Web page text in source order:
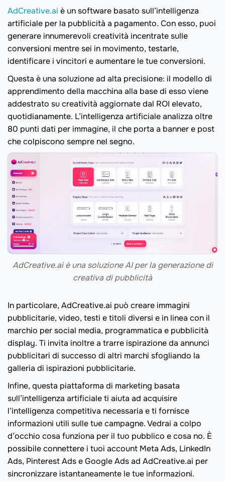
AdCreative.ai è un software basato sull’intelligenza
artificiale per la pubblicità a pagamento. Con esso, puoi
generare innumerevoli creatività incentrate sulle
conversioni mentre sei in movimento, testarle,
identificare i vincitori e aumentare le tue conversioni.
Questa è una soluzione ad alta precisione: il modello di
apprendimento della macchina alla base di esso viene
addestrato su creatività aggiornate dal ROI elevato,
quotidianamente. L’intelligenza artificiale analizza oltre
80 punti dati per immagine, il che porta a banner e post
che colpiscono sempre nel segno.
AdCreative.ai è una soluzione AI per la generazione di
creativa di pubblicità
In particolare, AdCreative.ai può creare immagini
pubblicitarie, video, testi e titoli diversi e in linea con il
marchio per social media, programmatica e pubblicità
display. Ti invita inoltre a trarre ispirazione da annunci
pubblicitari di successo di altri marchi sfogliando la
galleria di ispirazioni pubblicitarie.
Infine, questa piattaforma di marketing basata
sull’intelligenza artificiale ti aiuta ad acquisire
l’intelligenza competitiva necessaria e ti fornisce
informazioni utili sulle tue campagne. Vedrai a colpo
d’occhio cosa funziona per il tuo pubblico e cosa no. È
possibile connettere i tuoi account Meta Ads, LinkedIn
Ads, Pinterest Ads e Google Ads ad AdCreative.ai per
sincronizzare istantaneamente le tue informazioni.